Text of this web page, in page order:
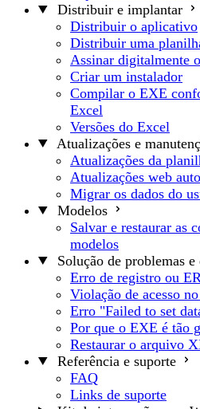
Distribuir e implantar
Distribuir o aplicativo
Distribuir uma
Assinar digitalmente
Criar um instalador
Compilar o EXE
Excel
Versões do Excel
Atualizações e
Atualizações da
Atualizações web
Migrar os dados do
Modelos
Salvar e restaurar as
modelos
Solução de problemas e
Erro de registro ou
Violação de acesso
Erro "Failed to set
Por que o EXE é tão
Restaurar o arquivo
Referência e suporte
FAQ
Links de suporte